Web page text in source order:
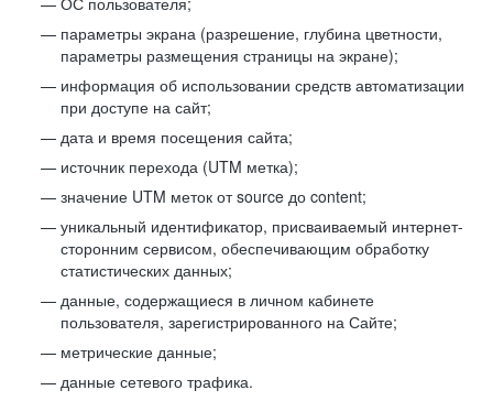
параметры экрана (разрешение, глубина цветности,
параметры размещения страницы на экране);
информация об использовании средств автоматизации
при доступе на сайт;
дата и время посещения сайта;
источник перехода (UTM метка);
значение UTM меток от source до content;
уникальный идентификатор, присваиваемый интернет-
сторонним сервисом, обеспечивающим обработку
статистических данных;
данные, содержащиеся в личном кабинете
пользователя, зарегистрированного на Сайте;
метрические данные;
данные сетевого трафика.